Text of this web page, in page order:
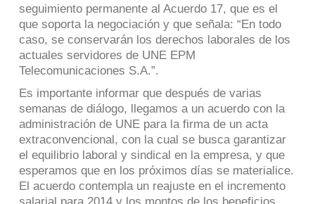
seguimiento permanente al Acuerdo 17, que es el
que soporta la negociación y que señala: “En todo
caso, se conservarán los derechos laborales de los
actuales servidores de UNE EPM
Telecomunicaciones S.A.”.
Es importante informar que después de varias
semanas de diálogo, llegamos a un acuerdo con la
administración de UNE para la firma de un acta
extraconvencional, con la cual se busca garantizar
el equilibrio laboral y sindical en la empresa, y que
esperamos que en los próximos días se materialice.
El acuerdo contempla un reajuste en el incremento